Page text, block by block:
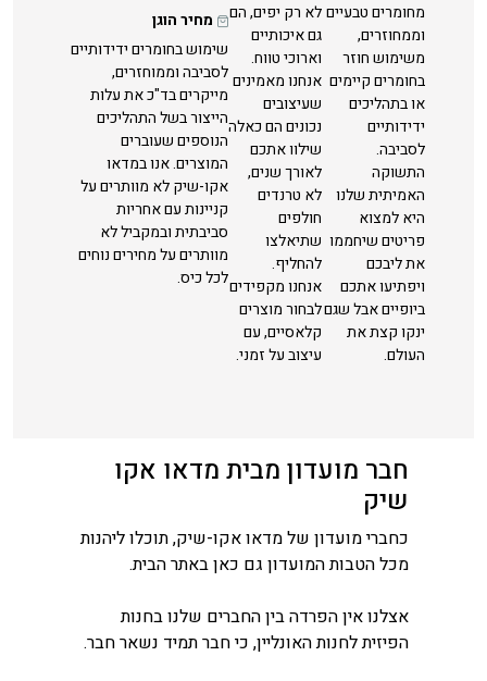
מחומרים טבעיים
וממחוזרים,
משימוש חוזר
בחומרים קיימים
או בתהליכים
ידידותיים
לסביבה.
התשוקה
האמיתית שלנו
היא למצוא
פריטים שיחממו
את ליבכם
ויפתיעו אתכם
ביופיים אבל שגם
ינקו קצת את
העולם.
לא רק יפים, הם
גם איכותיים
וארוכי טווח.
אנחנו מאמינים
שעיצובים
נכונים הם כאלה
שילוו אתכם
לאורך שנים,
לא טרנדים
חולפים
שתיאלצו
להחליף.
אנחנו מקפידים
לבחור מוצרים
קלאסיים, עם
עיצוב על זמני.
מחיר הוגן
שימוש בחומרים ידידותיים
לסביבה וממוחזרים,
מייקרים בד"כ את עלות
הייצור בשל התהליכים
הנוספים שעוברים
המוצרים. אנו במדאו
אקו-שיק לא מוותרים על
קניינות עם אחריות
סביבתית ובמקביל לא
מוותרים על מחירים נוחים
לכל כיס.
חבר מועדון מבית מדאו אקו
שיק
כחברי מועדון של מדאו אקו-שיק, תוכלו ליהנות
מכל הטבות המועדון גם כאן באתר הבית.
אצלנו אין הפרדה בין החברים שלנו בחנות
הפיזית לחנות האונליין, כי חבר תמיד נשאר חבר.